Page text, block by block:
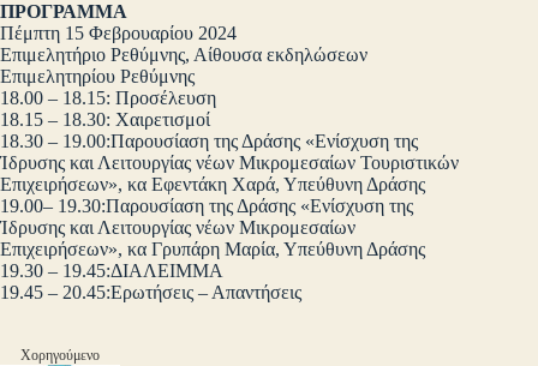
ΠΡΟΓΡΑΜΜΑ
Πέμπτη 15 Φεβρουαρίου 2024
Επιμελητήριο Ρεθύμνης, Αίθουσα εκδηλώσεων
Επιμελητηρίου Ρεθύμνης
18.00 – 18.15: Προσέλευση
18.15 – 18.30: Χαιρετισμοί
18.30 – 19.00:Παρουσίαση της Δράσης «Ενίσχυση της
Ίδρυσης και Λειτουργίας νέων Μικρομεσαίων Τουριστικών
Επιχειρήσεων», κα Εφεντάκη Χαρά, Υπεύθυνη Δράσης
19.00– 19.30:Παρουσίαση της Δράσης «Ενίσχυση της
Ίδρυσης και Λειτουργίας νέων Μικρομεσαίων
Επιχειρήσεων», κα Γρυπάρη Μαρία, Υπεύθυνη Δράσης
19.30 – 19.45:ΔΙΑΛΕΙΜΜΑ
19.45 – 20.45:Ερωτήσεις – Απαντήσεις
Χορηγούμενο